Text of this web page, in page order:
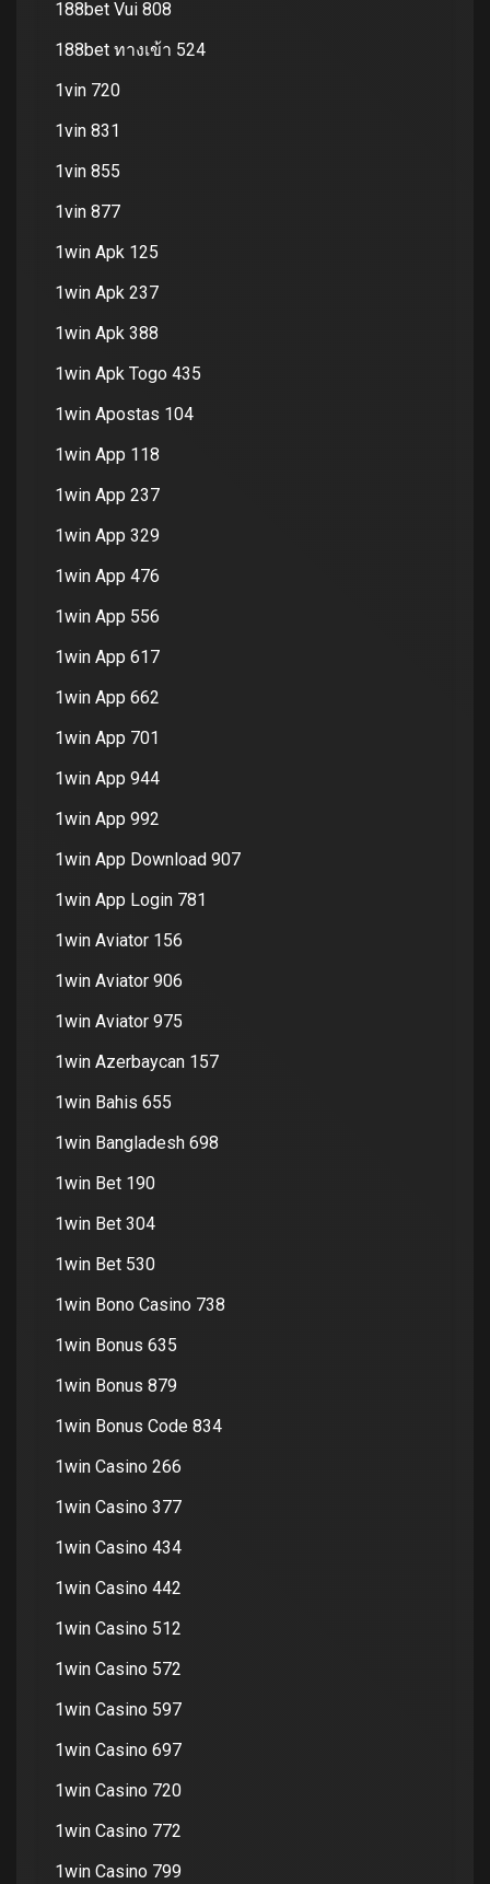
188bet Vui 808
188bet ทางเข้า 524
1vin 720
1vin 831
1vin 855
1vin 877
1win Apk 125
1win Apk 237
1win Apk 388
1win Apk Togo 435
1win Apostas 104
1win App 118
1win App 237
1win App 329
1win App 476
1win App 556
1win App 617
1win App 662
1win App 701
1win App 944
1win App 992
1win App Download 907
1win App Login 781
1win Aviator 156
1win Aviator 906
1win Aviator 975
1win Azerbaycan 157
1win Bahis 655
1win Bangladesh 698
1win Bet 190
1win Bet 304
1win Bet 530
1win Bono Casino 738
1win Bonus 635
1win Bonus 879
1win Bonus Code 834
1win Casino 266
1win Casino 377
1win Casino 434
1win Casino 442
1win Casino 512
1win Casino 572
1win Casino 597
1win Casino 697
1win Casino 720
1win Casino 772
1win Casino 799